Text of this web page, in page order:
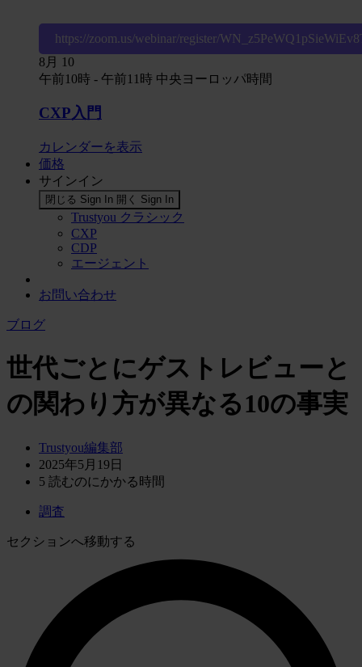
https://zoom.us/webinar/register/
8月
10
午前10時 - 午前11時 中央ヨーロッパ時間
CXP入門
カレンダーを表示
価格
サインイン
閉じる Sign In 開く Sign In
Trustyou クラシック
CXP
CDP
エージェント
お問い合わせ
ブログ
世代ごとにゲストレビューと
の関わり方が異なる10の事実
Trustyou編集部
2025年5月19日
5 読むのにかかる時間
調査
セクションへ移動する